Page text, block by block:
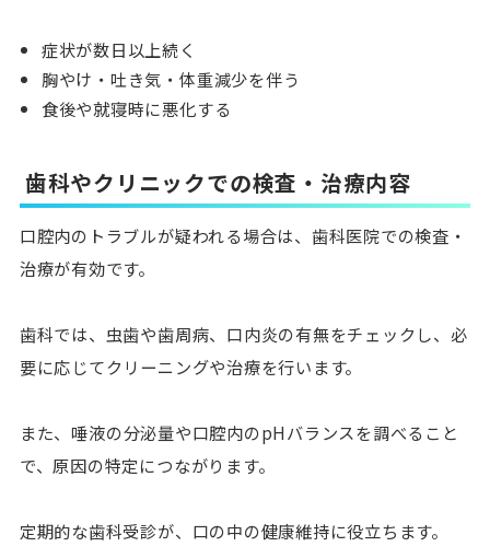
症状が数日以上続く
胸やけ・吐き気・体重減少を伴う
食後や就寝時に悪化する
歯科やクリニックでの検査・治療内容
口腔内のトラブルが疑われる場合は、歯科医院での検査・
治療が有効です。
歯科では、 虫歯や歯周病、口内炎の有無をチェックし、必
要に応じてクリーニングや治療を行います。
また、唾液の分泌量や口腔内のpHバランスを調べること
で、原因の特定につながります。
定期的な歯科受診が、口の中の健康維持に役立ちます。